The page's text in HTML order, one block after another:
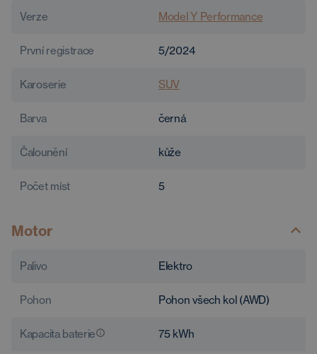
Verze Model Y Performance
První registrace 5/2024
Karoserie SUV
Barva černá
Čalounění kůže
Počet míst 5
Motor
Palivo Elektro
Pohon Pohon všech kol (AWD)
Kapacita baterie 75 kWh